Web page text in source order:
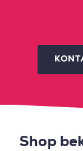
Shop